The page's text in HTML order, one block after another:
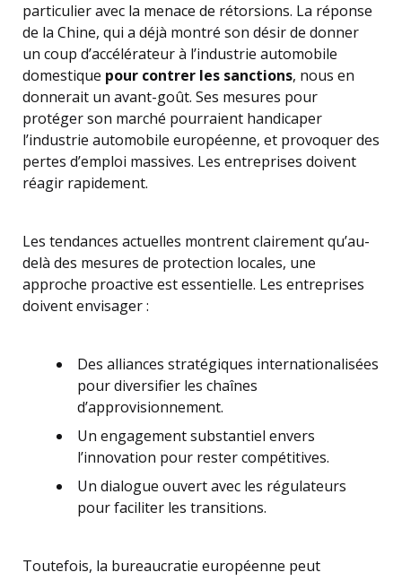
particulier avec la menace de rétorsions. La réponse
de la Chine, qui a déjà montré son désir de donner
un coup d’accélérateur à l’industrie automobile
domestique pour contrer les sanctions, nous en
donnerait un avant-goût. Ses mesures pour
protéger son marché pourraient handicaper
l’industrie automobile européenne, et provoquer des
pertes d’emploi massives. Les entreprises doivent
réagir rapidement.
Les tendances actuelles montrent clairement qu’au-
delà des mesures de protection locales, une
approche proactive est essentielle. Les entreprises
doivent envisager :
Des alliances stratégiques internationalisées
pour diversifier les chaînes
d’approvisionnement.
Un engagement substantiel envers
l’innovation pour rester compétitives.
Un dialogue ouvert avec les régulateurs
pour faciliter les transitions.
Toutefois, la bureaucratie européenne peut